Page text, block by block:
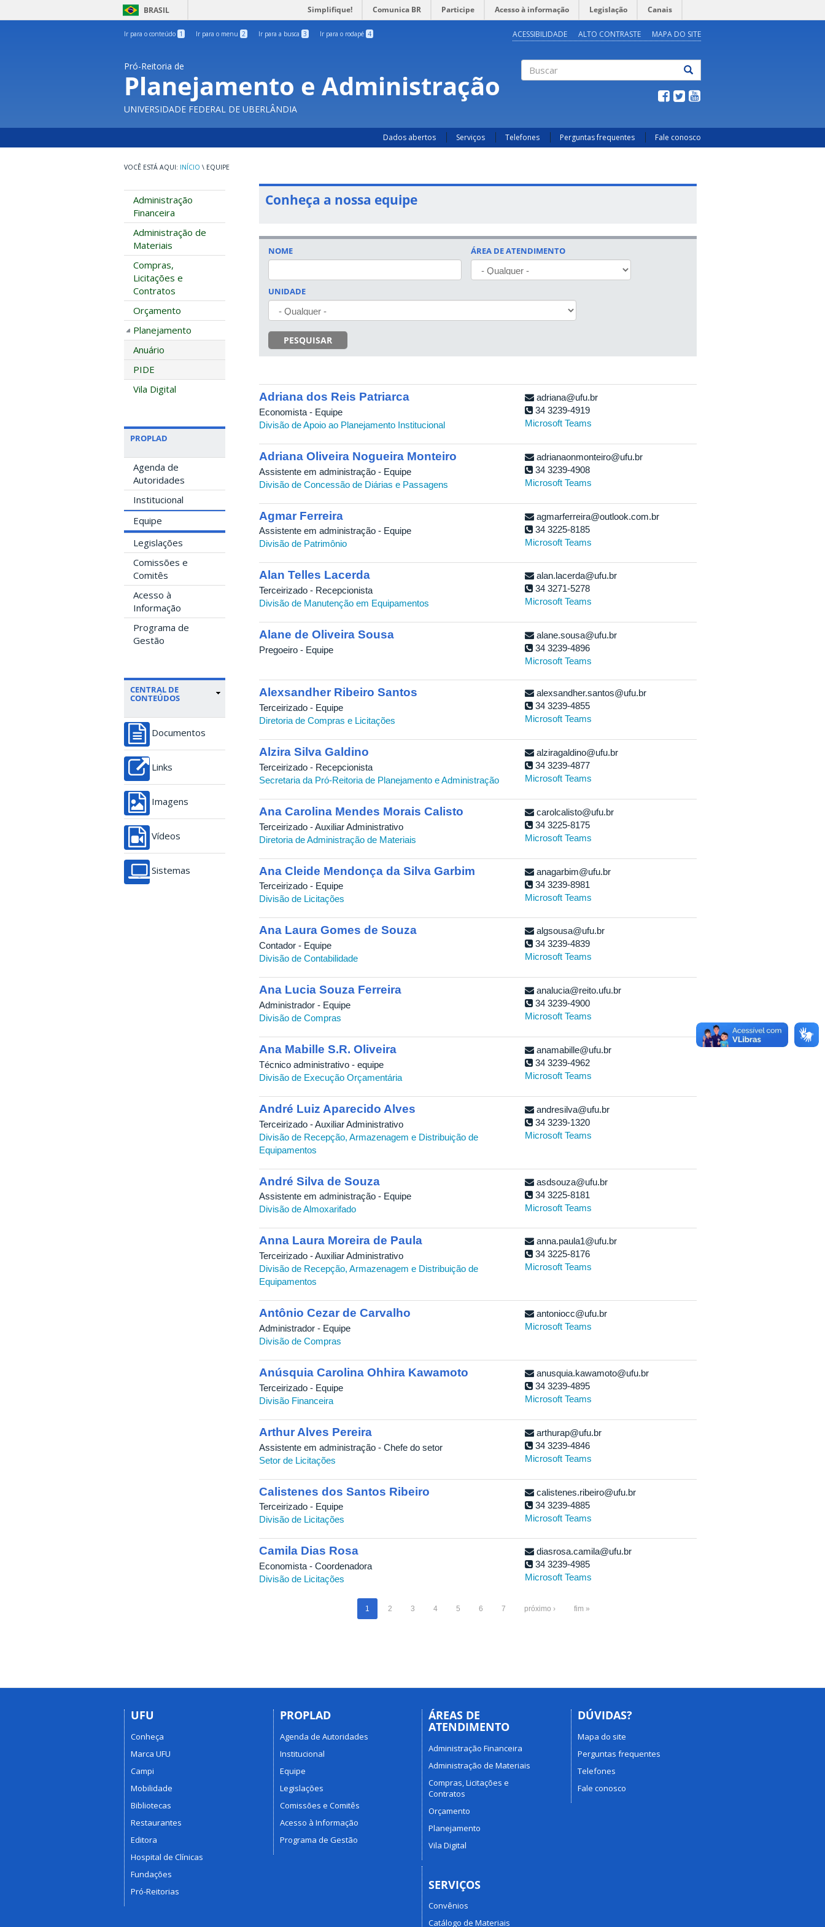
BRASIL Simplifique! Comunica BR Participe Acesso à informação Legislação Canais
Ir para o conteúdo 1 Ir para o menu 2 Ir para a busca 3 Ir para o rodapé 4 ACESSIBILIDADE ALTO CONTRASTE MAPA DO SITE
Pró-Reitoria de
Planejamento e Administração
UNIVERSIDADE FEDERAL DE UBERLÂNDIA
Dados abertos Serviços Telefones Perguntas frequentes Fale conosco
INÍCIO \ EQUIPE
Administração
Financeira
Administração de
Materiais
Compras,
Licitações e
Contratos
Orçamento
Planejamento
Anuário
PIDE
Vila Digital
PROPLAD
Agenda de
Autoridades
Institucional
Equipe
Legislações
Comissões e
Comitês
Acesso à
Informação
Programa de
Gestão
CENTRAL DE
CONTEÚDOS
Documentos
Links
Imagens
Vídeos
Sistemas
Conheça a nossa equipe
NOME ÁREA DE ATENDIMENTO
UNIDADE
PESQUISAR
Adriana dos Reis Patriarca
Economista - Equipe
Divisão de Apoio ao Planejamento Institucional
adriana@ufu.br
34 3239-4919
Microsoft Teams
Adriana Oliveira Nogueira Monteiro
Assistente em administração - Equipe
Divisão de Concessão de Diárias e Passagens
adrianaonmonteiro@ufu.br
34 3239-4908
Microsoft Teams
Agmar Ferreira
Assistente em administração - Equipe
Divisão de Patrimônio
agmarferreira@outlook.com.br
34 3225-8185
Microsoft Teams
Alan Telles Lacerda
Terceirizado - Recepcionista
Divisão de Manutenção em Equipamentos
alan.lacerda@ufu.br
34 3271-5278
Microsoft Teams
Alane de Oliveira Sousa
Pregoeiro - Equipe
alane.sousa@ufu.br
34 3239-4896
Microsoft Teams
Alexsandher Ribeiro Santos
Terceirizado - Equipe
Diretoria de Compras e Licitações
alexsandher.santos@ufu.br
34 3239-4855
Microsoft Teams
Alzira Silva Galdino
Terceirizado - Recepcionista
Secretaria da Pró-Reitoria de Planejamento e Administração
alziragaldino@ufu.br
34 3239-4877
Microsoft Teams
Ana Carolina Mendes Morais Calisto
Terceirizado - Auxiliar Administrativo
Diretoria de Administração de Materiais
carolcalisto@ufu.br
34 3225-8175
Microsoft Teams
Ana Cleide Mendonça da Silva Garbim
Terceirizado - Equipe
Divisão de Licitações
anagarbim@ufu.br
34 3239-8981
Microsoft Teams
Ana Laura Gomes de Souza
Contador - Equipe
Divisão de Contabilidade
algsousa@ufu.br
34 3239-4839
Microsoft Teams
Ana Lucia Souza Ferreira
Administrador - Equipe
Divisão de Compras
analucia@reito.ufu.br
34 3239-4900
Microsoft Teams
Ana Mabille S.R. Oliveira
Técnico administrativo - equipe
Divisão de Execução Orçamentária
anamabille@ufu.br
34 3239-4962
Microsoft Teams
André Luiz Aparecido Alves
Terceirizado - Auxiliar Administrativo
Divisão de Recepção, Armazenagem e Distribuição de
Equipamentos
andresilva@ufu.br
34 3239-1320
Microsoft Teams
André Silva de Souza
Assistente em administração - Equipe
Divisão de Almoxarifado
asdsouza@ufu.br
34 3225-8181
Microsoft Teams
Anna Laura Moreira de Paula
Terceirizado - Auxiliar Administrativo
Divisão de Recepção, Armazenagem e Distribuição de
Equipamentos
anna.paula1@ufu.br
34 3225-8176
Microsoft Teams
Antônio Cezar de Carvalho
Administrador - Equipe
Divisão de Compras
antoniocc@ufu.br
Microsoft Teams
Anúsquia Carolina Ohhira Kawamoto
Terceirizado - Equipe
Divisão Financeira
anusquia.kawamoto@ufu.br
34 3239-4895
Microsoft Teams
Arthur Alves Pereira
Assistente em administração - Chefe do setor
Setor de Licitações
arthurap@ufu.br
34 3239-4846
Microsoft Teams
Calistenes dos Santos Ribeiro
Terceirizado - Equipe
Divisão de Licitações
calistenes.ribeiro@ufu.br
34 3239-4885
Microsoft Teams
Camila Dias Rosa
Economista - Coordenadora
Divisão de Licitações
diasrosa.camila@ufu.br
34 3239-4985
Microsoft Teams
1 2 3 4 5 6 7 próximo › fim »
UFU
Conheça
Marca UFU
Campi
Mobilidade
Bibliotecas
Restaurantes
Editora
Hospital de Clínicas
Fundações
Pró-Reitorias
PROPLAD
Agenda de Autoridades
Institucional
Equipe
Legislações
Comissões e Comitês
Acesso à Informação
Programa de Gestão
ÁREAS DE
ATENDIMENTO
Administração Financeira
Administração de Materiais
Compras, Licitações e
Contratos
Orçamento
Planejamento
Vila Digital
SERVIÇOS
Convênios
Catálogo de Materiais
DÚVIDAS?
Mapa do site
Perguntas frequentes
Telefones
Fale conosco